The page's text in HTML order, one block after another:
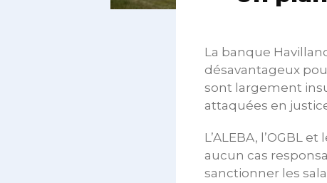
La banque
désavantageux
sont largement
attaquées en
L’ALEBA, l’OGBL
aucun cas
sanctionner les